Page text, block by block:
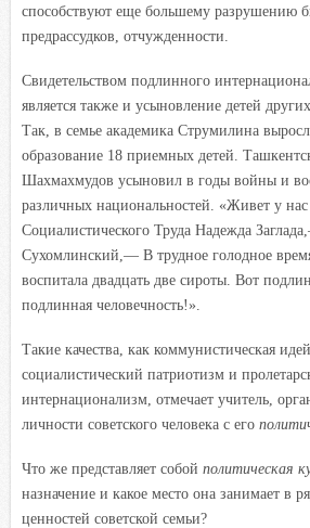
способствуют еще большему разрушению
предрассудков, отчужденности.
Свидетельством подлинного
является также и усыновление детей
Так, в семье академика Струмилина
образование 18 приемных детей.
Шахмахмудов усыновил в годы войны и
различных национальностей. «Живет у
Социалистического Труда Надежда
Сухомлинский,— В трудное голодное
воспитала двадцать две сироты. Вот
подлинная человечность!».
Такие качества, как коммунистическая
социалистический патриотизм и
интернационализм, отмечает учитель,
личности советского человека с его
Что же представляет собой политическая
назначение и какое место она занимает в
ценностей советской семьи?